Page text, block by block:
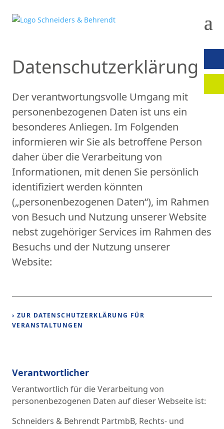
Datenschutz­erklärung
Der verantwortungsvolle Umgang mit
personenbezogenen Daten ist uns ein
besonderes Anliegen. Im Folgenden
informieren wir Sie als betroffene Person
daher über die Verarbeitung von
Informationen, mit denen Sie persönlich
identifiziert werden könnten
(„personenbezogenen Daten“), im Rahmen
von Besuch und Nutzung unserer Website
nebst zugehöriger Services im Rahmen des
Besuchs und der Nutzung unserer
Website:
› ZUR DATENSCHUTZERKLÄRUNG FÜR
VERANSTALTUNGEN
Verantwortlicher
Verantwortlich für die Verarbeitung von
personenbezogenen Daten auf dieser Webseite ist:
Schneiders & Behrendt PartmbB, Rechts- und